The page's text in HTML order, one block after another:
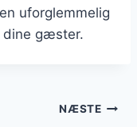
uforglemmelig
dine gæster.
NÆSTE